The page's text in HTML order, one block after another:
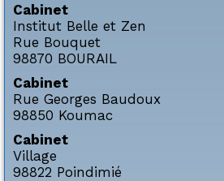
Cabinet
Institut Belle et Zen
Rue Bouquet
98870 BOURAIL
Cabinet
Rue Georges Baudoux
98850 Koumac
Cabinet
Village
98822 Poindimié